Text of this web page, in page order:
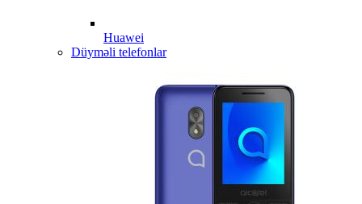
Huawei
Düyməli telefonlar